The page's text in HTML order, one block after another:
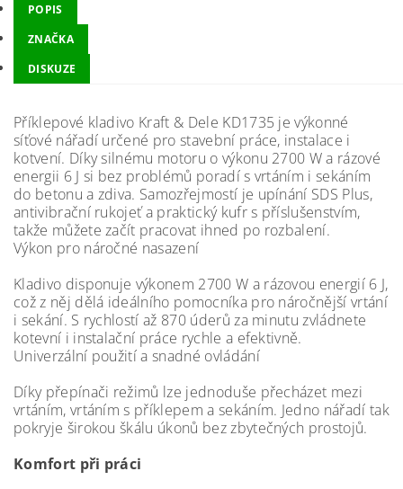
POPIS
ZNAČKA
DISKUZE
Příklepové kladivo Kraft & Dele KD1735 je výkonné
síťové nářadí určené pro stavební práce, instalace i
kotvení. Díky silnému motoru o výkonu 2700 W a rázové
energii 6 J si bez problémů poradí s vrtáním i sekáním
do betonu a zdiva. Samozřejmostí je upínání SDS Plus,
antivibrační rukojeť a praktický kufr s příslušenstvím,
takže můžete začít pracovat ihned po rozbalení.
Výkon pro náročné nasazení
Kladivo disponuje výkonem 2700 W a rázovou energií 6 J,
což z něj dělá ideálního pomocníka pro náročnější vrtání
i sekání. S rychlostí až 870 úderů za minutu zvládnete
kotevní i instalační práce rychle a efektivně.
Univerzální použití a snadné ovládání
Díky přepínači režimů lze jednoduše přecházet mezi
vrtáním, vrtáním s příklepem a sekáním. Jedno nářadí tak
pokryje širokou škálu úkonů bez zbytečných prostojů.
Komfort při práci